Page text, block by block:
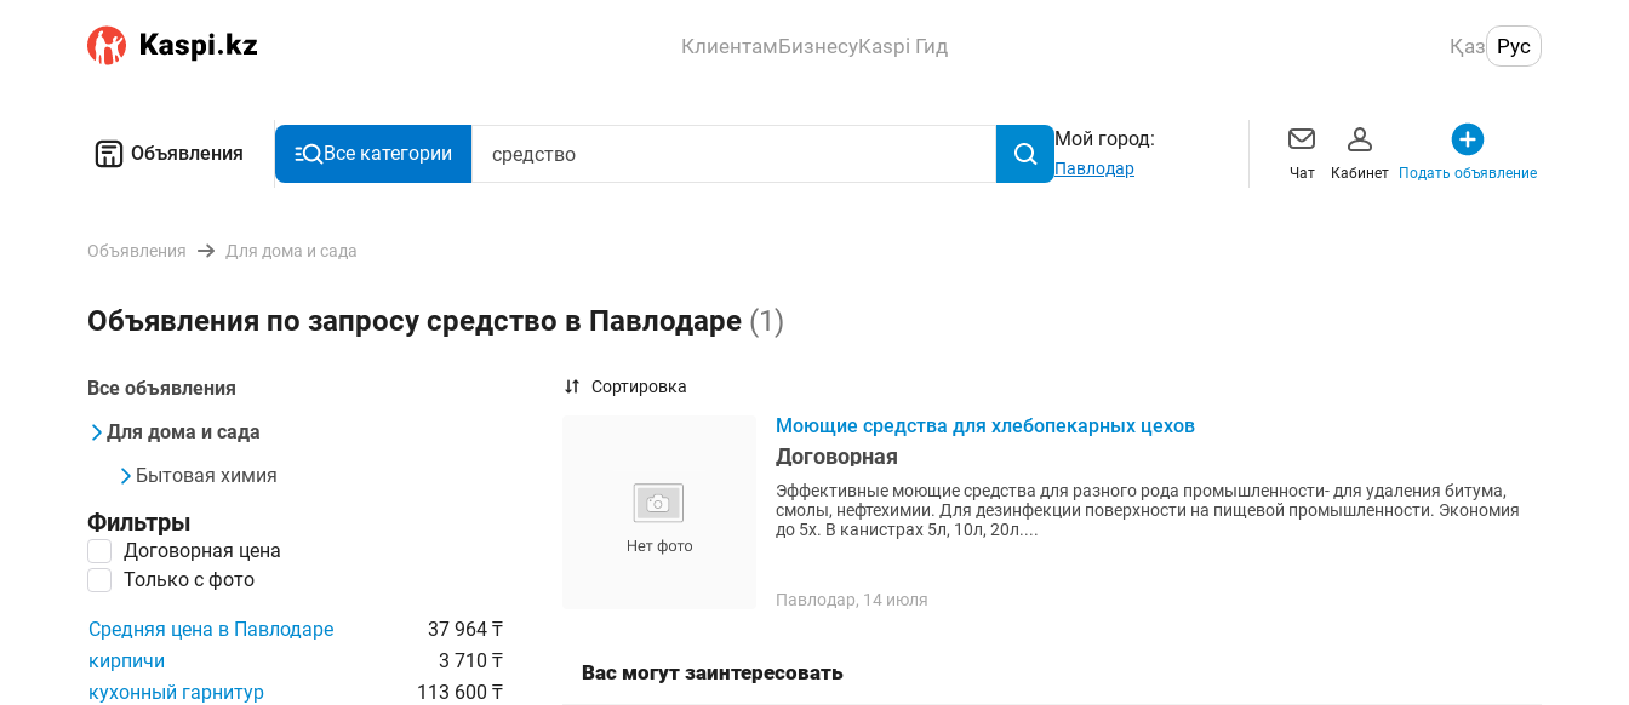
КлиентамБизнесуKaspi Гид Қаз Рус
Объявления Все категории
Мой город:
Павлодар Чат Кабинет Подать объявление
Объявления Для дома и сада
Объявления по запросу средство в Павлодаре (1)
Все объявления
Для дома и сада
Бытовая химия
Фильтры
Договорная цена
Только с фото
Средняя цена в Павлодаре
37 964 ₸
кирпичи
3 710 ₸
кухонный гарнитур
113 600 ₸
Сортировка
Моющие средства для хлебопекарных цехов
Договорная
Эффективные моющие средства для разного рода промышленности- для удаления битума,
смолы, нефтехимии. Для дезинфекции поверхности на пищевой промышленности. Экономия
до 5х. В канистрах 5л, 10л, 20л....
Павлодар, 14 июля
Вас могут заинтересовать